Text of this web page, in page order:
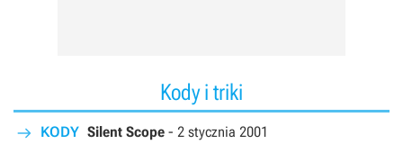
Kody i triki
KODY Silent Scope - 2 stycznia 2001